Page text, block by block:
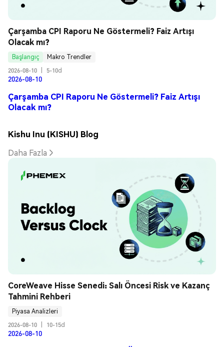
Çarşamba CPI Raporu Ne Göstermeli? Faiz Artışı
Olacak mı?
Başlangıç
Makro Trendler
2026-08-10
5-10d
2026-08-10
Çarşamba CPI Raporu Ne Göstermeli? Faiz Artışı
Olacak mı?
Kishu Inu (KISHU) Blog
Daha Fazla
CoreWeave Hisse Senedi: Salı Öncesi Risk ve Kazanç
Tahmini Rehberi
Piyasa Analizleri
2026-08-10
10-15d
2026-08-10